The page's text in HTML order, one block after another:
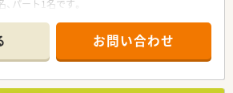
パート1名です。
クより内科や小児科、眼科、循環器科をメイン
ます。
183枚/日です。
お問い合わせ